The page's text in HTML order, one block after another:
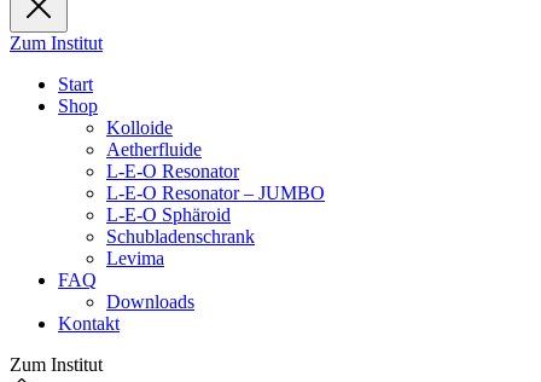
Zum Institut
Start
Shop
Kolloide
Aetherfluide
L-E-O Resonator
L-E-O Resonator – JUMBO
L-E-O Sphäroid
Schubladenschrank
Levima
FAQ
Downloads
Kontakt
Zum Institut